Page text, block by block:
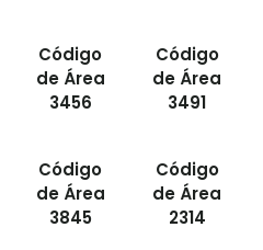
Código
de Área
3456
Código
de Área
3491
Código
de Área
3845
Código
de Área
2314